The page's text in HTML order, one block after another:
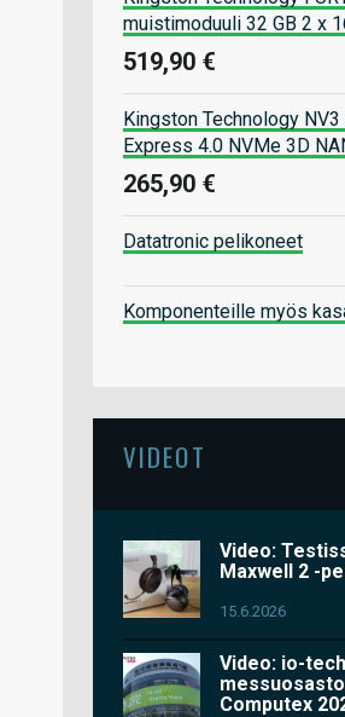
muistimoduuli 32 GB 2 x
519,90 €
Kingston Technology NV3
Express 4.0 NVMe 3D
265,90 €
Datatronic pelikoneet
Komponenteille myös
VIDEOT
Video:
Maxwell 2 -
15.6.2026
Video: io-
Computex